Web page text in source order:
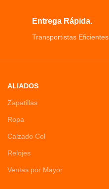
Entrega Rápida.
Transportistas Eficientes
ALIADOS
Zapatillas
Ropa
Calzado Col
Relojes
Ventas por Mayor